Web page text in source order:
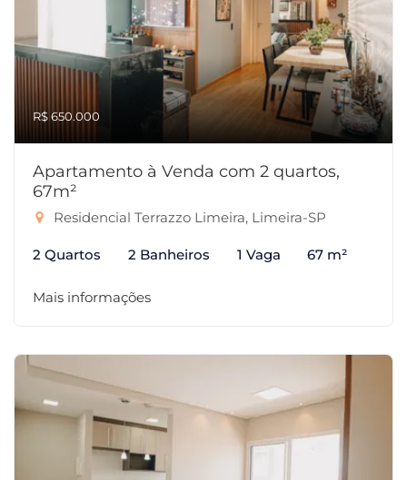
R$ 650.000
Apartamento à Venda com 2 quartos,
67m²
Residencial Terrazzo Limeira, Limeira-SP
2 Quartos 2 Banheiros 1 Vaga 67 m²
Mais informações